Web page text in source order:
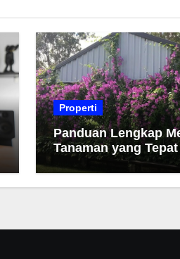
Properti
Panduan Lengkap
Tanaman yang
Taman Anda